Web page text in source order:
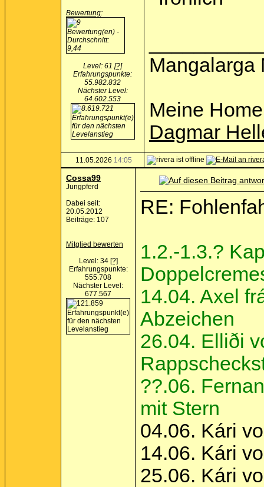
Bewertung:
Level: 61 [?]
Erfahrungspunkte:
55.982.832
Nächster Level:
64.602.553
Mangalarga
Meine
Dagmar
11.05.2026 14:05
Cossa99
Jungpferd
Dabei seit:
20.05.2012
Beiträge: 107
Mitglied bewerten
Level: 34 [?]
Erfahrungspunkte:
555.708
Nächster Level:
677.567
RE:
1.2.-1.3.?
14.04. Axel
Abzeichen
26.04. Elliði
??.06.
mit Stern
04.06. Kári
14.06. Kári
25.06. Kári